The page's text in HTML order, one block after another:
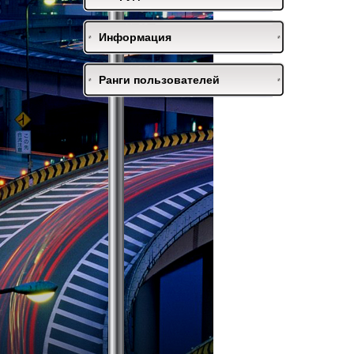
Информация
Ранги пользователей